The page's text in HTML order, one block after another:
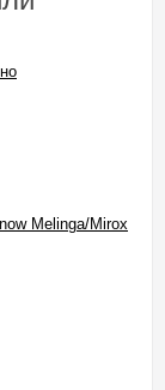
Melinga/Mirox